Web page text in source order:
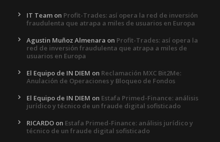
IT Team on Profit-Trades: así opera la red de inversión
fraudulenta que atrapa a miles de usuarios en Europa
Agustin Muñoz Almenara on Profit-Trades: así opera la
red de inversión fraudulenta que atrapa a miles de
usuarios en Europa
El Equipo de IN DIEM on Reclamación MXC Bit2Me:
Anulación de Operaciones y Bloqueo de Fondos
El Equipo de IN DIEM on Estafa Primed-Finance: análisis
jurídico y técnico de un fraude digital sofisticado
RICARDO on Estafa Primed-Finance: análisis jurídico y
técnico de un fraude digital sofisticado